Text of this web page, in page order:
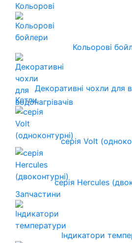
Кольорові
Кольорові
Декоративні чохли для
Котли
серія Volt
серія Hercules
Запчастини
Індикатори